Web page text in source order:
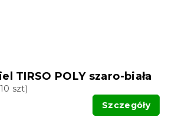
TIRSO POLY szaro-biała
szt)
Szczegóły